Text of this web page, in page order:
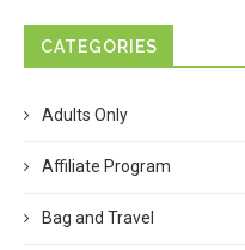
CATEGORIES
Adults Only
Affiliate Program
Bag and Travel